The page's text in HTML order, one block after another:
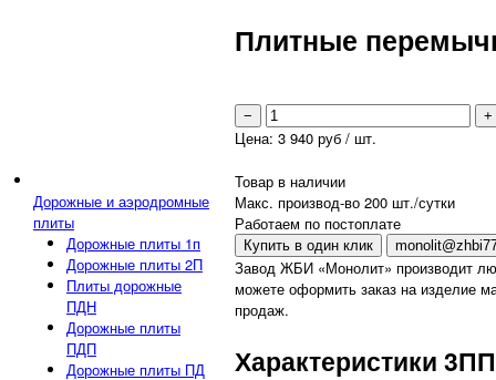
Дорожные и аэродромные
плиты
Дорожные плиты 1п
Дорожные плиты 2П
Плиты дорожные
ПДН
Дорожные плиты
ПДП
Дорожные плиты ПД
Плитные
− +
Цена: 3 940 руб / шт.
Товар в наличии
Макс. производ-во 200 шт./сутки
Работаем по постоплате
Купить в один клик
Завод ЖБИ «Монолит» производит
можете оформить заказ на изделие
продаж.
Характеристики